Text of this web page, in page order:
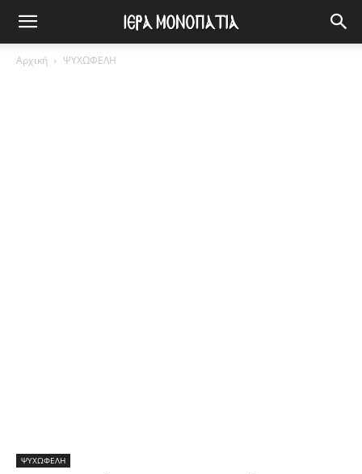
Αρχική ΨΥΧΩΦΕΛΗ
ΨΥΧΩΦΕΛΗ